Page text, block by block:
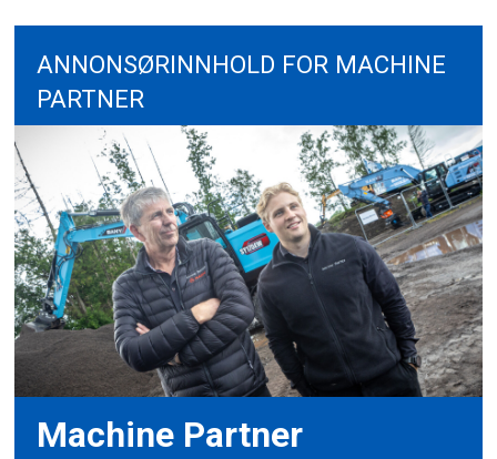
ANNONSØRINNHOLD FOR MACHINE
PARTNER
Machine Partner